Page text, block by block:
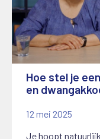
Hoe stel je
en
12 mei 2025
Je hoopt